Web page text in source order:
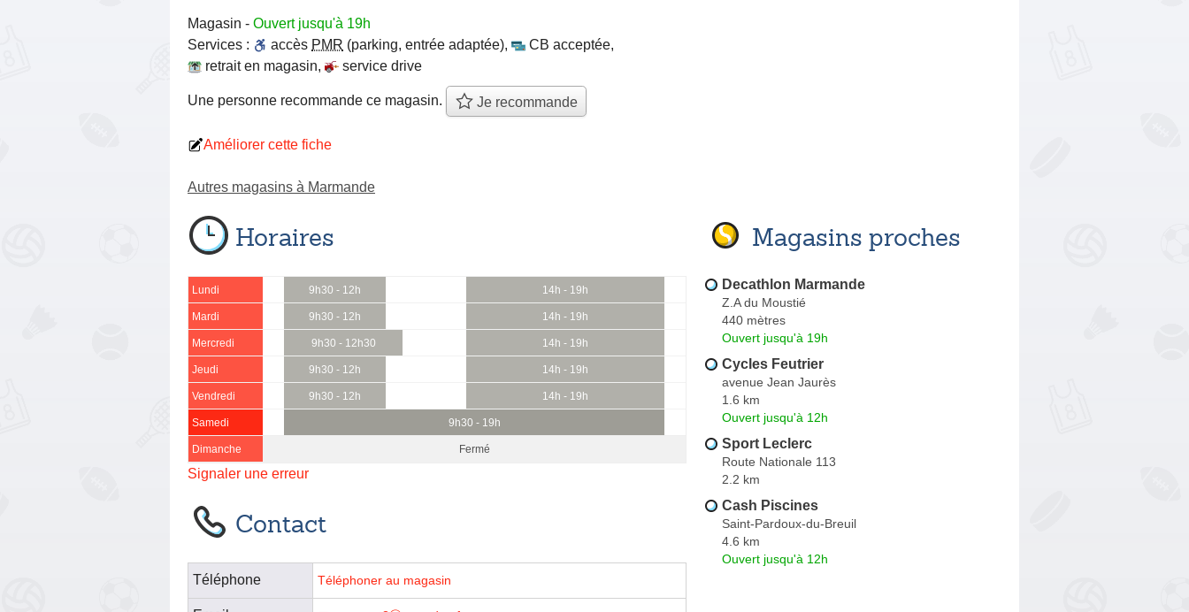
Magasin - Ouvert jusqu'à 19h
Services :
accès PMR (parking, entrée adaptée), CB acceptée,
retrait en magasin, service drive
Une personne recommande ce magasin. Je recommande
Améliorer cette fiche
Autres magasins à Marmande
Horaires
Lundi 9h30 - 12h 14h - 19h
Mardi 9h30 - 12h 14h - 19h
Mercredi 9h30 - 12h30 14h - 19h
Jeudi 9h30 - 12h 14h - 19h
Vendredi 9h30 - 12h 14h - 19h
Samedi 9h30 - 19h
Dimanche Fermé
Signaler une erreur
Contact
Téléphone Téléphoner au magasin
Magasins proches
Decathlon Marmande
Z.A du Moustié
440 mètres
Ouvert jusqu'à 19h
Cycles Feutrier
avenue Jean Jaurès
1.6 km
Ouvert jusqu'à 12h
Sport Leclerc
Route Nationale 113
2.2 km
Cash Piscines
Saint-Pardoux-du-Breuil
4.6 km
Ouvert jusqu'à 12h